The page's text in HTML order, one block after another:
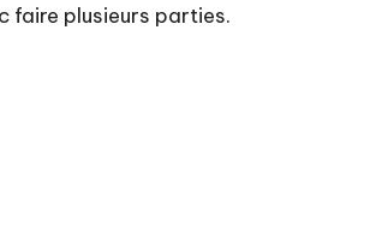
faire plusieurs parties.